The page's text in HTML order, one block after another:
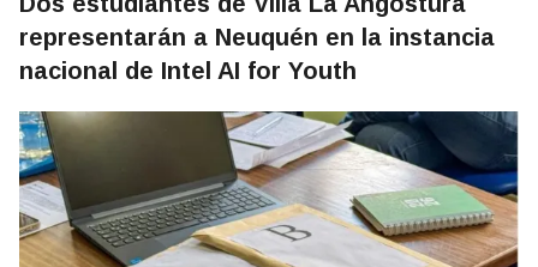
representarán a Neuquén en la instancia
nacional de Intel AI for Youth